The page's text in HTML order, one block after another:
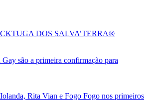
DOS SALVA’TERRA®
são a primeira confirmação para
Rita Vian e Fogo Fogo nos primeiros